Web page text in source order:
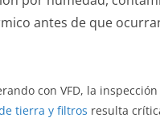
antes de que
con VFD, la
tierra y filtros resulta